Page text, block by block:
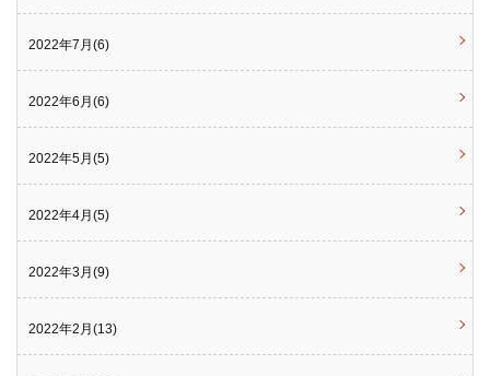
2022年7月(6)
2022年6月(6)
2022年5月(5)
2022年4月(5)
2022年3月(9)
2022年2月(13)